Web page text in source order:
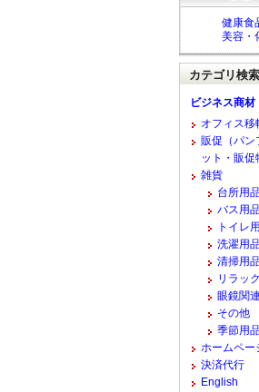
健康食
美容・
カテゴリ検索
ビジネス商材
オフィス移
販促（パン
ット・販促
雑貨
台所用
バス用
トイレ
洗濯用
清掃用
リラッ
眼鏡関
その他
季節用
ホームペー
決済代行
English